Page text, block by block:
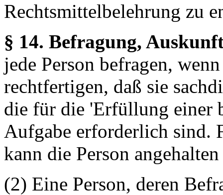
Rechtsmittelbelehrung zu
§ 14. Befragung,
jede Person befragen,
rechtfertigen, daß sie
die für die 'Erfüllung einer
Aufgabe erforderlich sind.
kann die Person
(2) Eine Person, deren